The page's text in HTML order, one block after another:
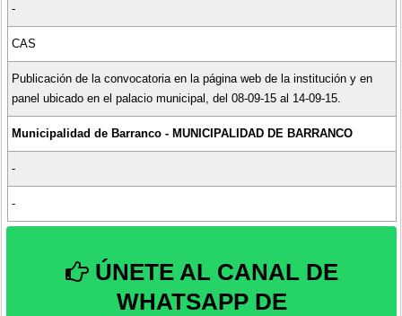
-
CAS
Publicación de la convocatoria en la página web de la institución y en
panel ubicado en el palacio municipal, del 08-09-15 al 14-09-15.
Municipalidad de Barranco - MUNICIPALIDAD DE BARRANCO
-
-
ÚNETE AL CANAL DE
WHATSAPP DE